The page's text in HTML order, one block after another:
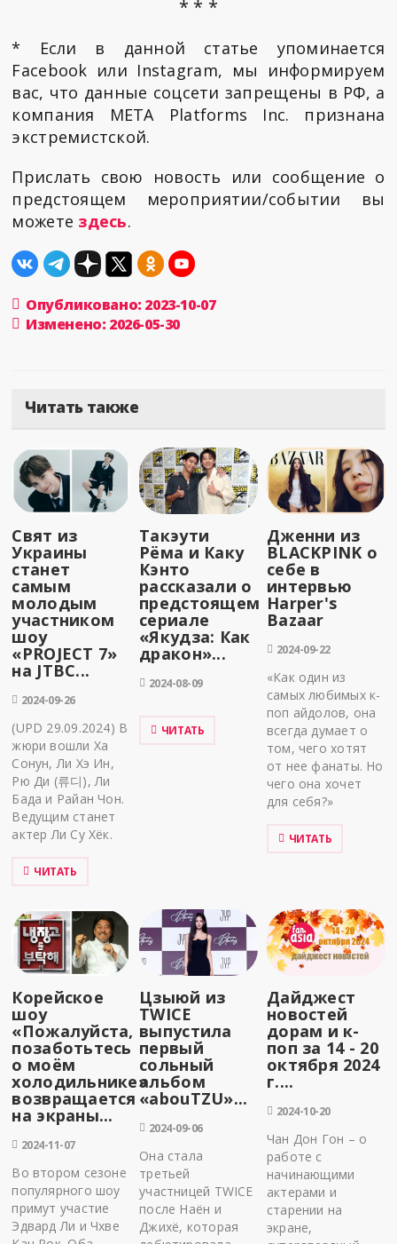
* * *
* Если в данной статье упоминается
Facebook или Instagram, мы информируем
вас, что данные соцсети запрещены в РФ, а
компания META Platforms Inc. признана
экстремистской.
Прислать свою новость или сообщение о
предстоящем мероприятии/событии вы
можете здесь.
Опубликовано: 2023-10-07
Изменено: 2026-05-30
Читать также
Свят из
Украины
станет
самым
молодым
участником
шоу
«PROJECT 7»
на JTBC...
2024-09-26
(UPD 29.09.2024) В
жюри вошли Ха
Сонун, Ли Хэ Ин,
Рю Ди (류디), Ли
Бада и Райан Чон.
Ведущим станет
актер Ли Су Хёк.
ЧИТАТЬ
Такэути
Рёма и Каку
Кэнто
рассказали о
предстоящем
сериале
«Якудза: Как
дракон»...
2024-08-09
ЧИТАТЬ
Дженни из
BLACKPINK о
себе в
интервью
Harper's
Bazaar
2024-09-22
«Как один из
самых любимых к-
поп айдолов, она
всегда думает о
том, чего хотят
от нее фанаты. Но
чего она хочет
для себя?»
ЧИТАТЬ
Корейское
шоу
«Пожалуйста,
позаботьтесь
о моём
холодильнике»
возвращается
на экраны...
2024-11-07
Во втором сезоне
популярного шоу
примут участие
Эдвард Ли и Чхве
Цзыюй из
TWICE
выпустила
первый
сольный
альбом
«abouTZU»...
2024-09-06
Она стала
третьей
участницей TWICE
после Наён и
Джихё, которая
Дайджест
новостей
дорам и к-
поп за 14 - 20
октября 2024
г....
2024-10-20
Чан Дон Гон – о
работе с
начинающими
актерами и
старении на
экране,